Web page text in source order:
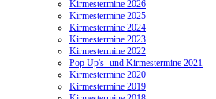
Kirmestermine 2026
Kirmestermine 2025
Kirmestermine 2024
Kirmestermine 2023
Kirmestermine 2022
Pop Up's- und Kirmestermine 2021
Kirmestermine 2020
Kirmestermine 2019